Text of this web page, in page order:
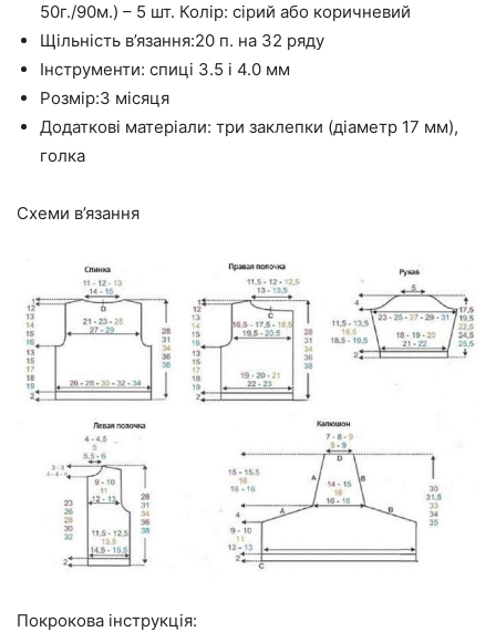
50г./90м.) – 5 шт. Колір: сірий або коричневий
Щільність в’язання:20 п. на 32 ряду
Інструменти: спиці 3.5 і 4.0 мм
Розмір:3 місяця
Додаткові матеріали: три заклепки (діаметр 17 мм),
голка
Схеми в’язання
Покрокова інструкція: